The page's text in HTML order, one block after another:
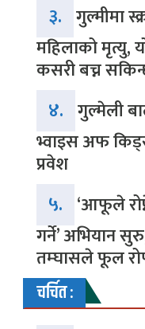
३. गुल्मीमा
महिलाको मृत्यु,
कसरी बच्न
४. गुल्मेली
भ्वाइस अफ
प्रवेश
५. ‘आफूले
गर्ने’ अभियान
तम्घासले फूल
चर्चित :